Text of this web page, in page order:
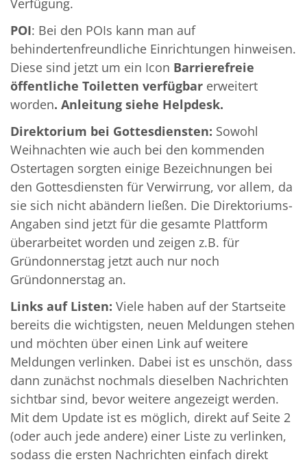
Verfügung.
POI: Bei den POIs kann man auf
behindertenfreundliche Einrichtungen hinweisen.
Diese sind jetzt um ein Icon Barrierefreie
öffentliche Toiletten verfügbar erweitert
worden. Anleitung siehe Helpdesk.
Direktorium bei Gottesdiensten: Sowohl
Weihnachten wie auch bei den kommenden
Ostertagen sorgten einige Bezeichnungen bei
den Gottesdiensten für Verwirrung, vor allem, da
sie sich nicht abändern ließen. Die Direktoriums-
Angaben sind jetzt für die gesamte Plattform
überarbeitet worden und zeigen z.B. für
Gründonnerstag jetzt auch nur noch
Gründonnerstag an.
Links auf Listen: Viele haben auf der Startseite
bereits die wichtigsten, neuen Meldungen stehen
und möchten über einen Link auf weitere
Meldungen verlinken. Dabei ist es unschön, dass
dann zunächst nochmals dieselben Nachrichten
sichtbar sind, bevor weitere angezeigt werden.
Mit dem Update ist es möglich, direkt auf Seite 2
(oder auch jede andere) einer Liste zu verlinken,
sodass die ersten Nachrichten einfach direkt